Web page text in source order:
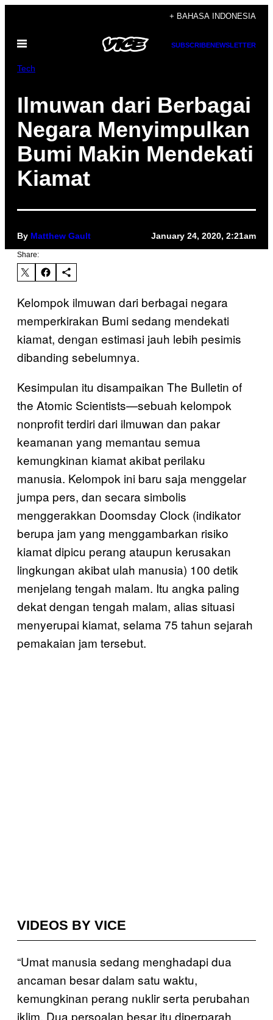
content
+ BAHASA INDONESIA
Open
SUBSCRIBENEWSLETTER
Tech
Ilmuwan dari Berbagai
Negara Menyimpulkan
Bumi Makin Mendekati
Kiamat
By Matthew Gault January 24, 2020, 2:21am
Share:
Kelompok ilmuwan dari berbagai negara
memperkirakan Bumi sedang mendekati
kiamat, dengan estimasi jauh lebih pesimis
dibanding sebelumnya.
Kesimpulan itu disampaikan The Bulletin of
the Atomic Scientists—sebuah kelompok
nonprofit terdiri dari ilmuwan dan pakar
keamanan yang memantau semua
kemungkinan kiamat akibat perilaku
manusia. Kelompok ini baru saja menggelar
jumpa pers, dan secara simbolis
menggerakkan Doomsday Clock (indikator
berupa jam yang menggambarkan risiko
kiamat dipicu perang ataupun kerusakan
lingkungan akibat ulah manusia) 100 detik
menjelang tengah malam. Itu angka paling
dekat dengan tengah malam, alias situasi
menyerupai kiamat, selama 75 tahun sejarah
pemakaian jam tersebut.
VIDEOS BY VICE
“Umat manusia sedang menghadapi dua
ancaman besar dalam satu waktu,
kemungkinan perang nuklir serta perubahan
iklim. Dua persoalan besar itu diperparah